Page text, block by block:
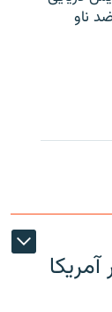
ناو